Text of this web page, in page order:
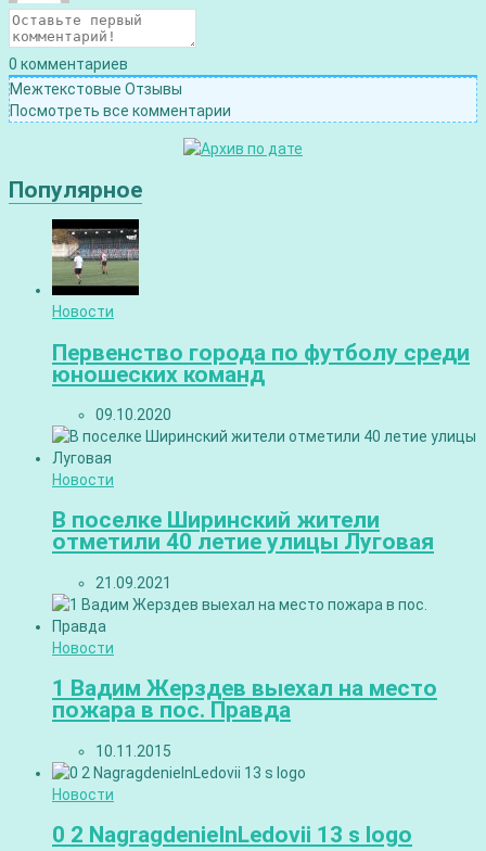
0 комментариев
Межтекстовые Отзывы
Посмотреть все комментарии
Популярное
Новости
Первенство города по футболу среди
юношеских команд
09.10.2020
Новости
В поселке Ширинский жители
отметили 40 летие улицы Луговая
21.09.2021
Новости
1 Вадим Жерздев выехал на место
пожара в пос. Правда
10.11.2015
Новости
0 2 NagragdenieInLedovii 13 s logo